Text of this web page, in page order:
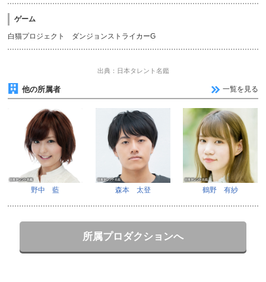
ゲーム
白猫プロジェクト ダンジョンストライカーG
出典：日本タレント名鑑
他の所属者 一覧を見る
野中 藍 森本 太登 鶴野 有紗
所属プロダクションへ